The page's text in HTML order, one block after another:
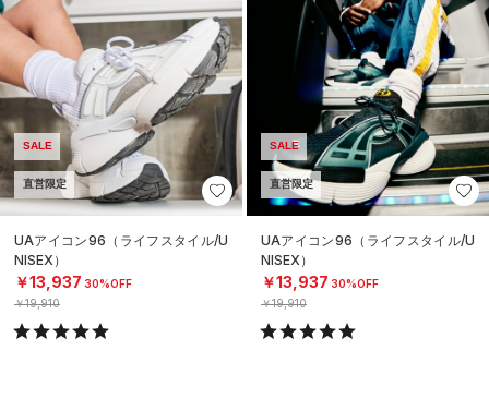
SALE
直営限定
UAアイコン96（ライフスタイル/U
NISEX）
￥13,937 30%OFF
￥19,910
SALE
直営限定
UAアイコン96（ライフスタイル/U
NISEX）
￥13,937 30%OFF
￥19,910